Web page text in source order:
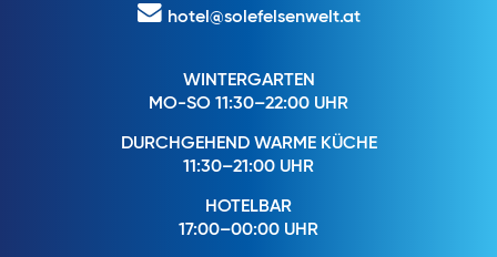
hotel@solefelsenwelt.at
WINTERGARTEN
MO-SO 11:30–22:00 UHR
DURCHGEHEND WARME KÜCHE
11:30–21:00 UHR
HOTELBAR
17:00–00:00 UHR